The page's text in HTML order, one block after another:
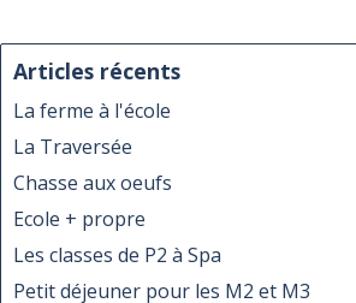
Articles récents
La ferme à l'école
La Traversée
Chasse aux oeufs
Ecole + propre
Les classes de P2 à Spa
Petit déjeuner pour les M2 et M3